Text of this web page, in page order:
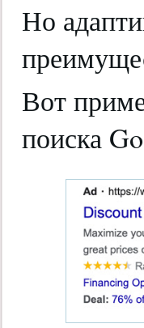
Но
Вот
поиска